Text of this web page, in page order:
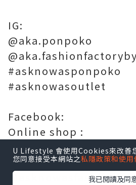
IG:
@aka.ponpoko
#asknowasponpoko
#asknowasoutlet
Facebook:
Online shop :
https://
@asknowasponpoko
U Lifestyle 會使用Cookies來改善
您同意接受本網站之私隱政策和使用
我已閱讀及同